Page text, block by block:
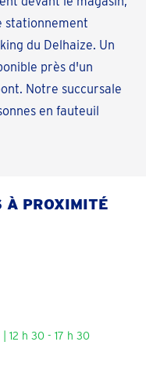
stationnement
du Delhaize. Un
près d'un
Notre succursale
en fauteuil
À PROXIMITÉ
12 h 30 - 17 h 30